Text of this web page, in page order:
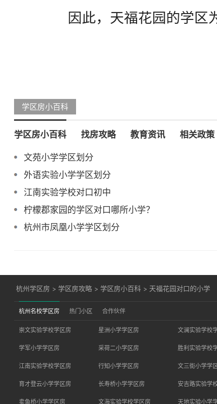
因此，天福花园的学区
学区房小百科
学区房小百科 找房攻略 教育资讯 相关政策
文苑小学学区划分
外语实验小学学区划分
江南实验学校对口初中
柠檬郡家园的学区对口哪所小学？
杭州市凤凰小学学区划分
杭州学区房 > 学区房攻略 > 学区房小百科 > 天福花园对口的小学
杭州名校学区房 热门小区 合作伙伴
崇文实验学校学区房 星洲小学学区房 文澜实验学校
学军小学学区房 采荷二小学区房 胜利实验学校
江南实验学校学区房 行知小学学区房 文三街小学学
育才登云小学学区房 长寿桥小学学区房 安吉路实验学
卖鱼桥小学学区房 文海实验学校学区房 天地实验小学